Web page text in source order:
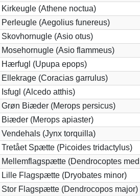
Kirkeugle (Athene noctua)
Perleugle (Aegolius funereus)
Skovhornugle (Asio otus)
Mosehornugle (Asio flammeus)
Hærfugl (Upupa epops)
Ellekrage (Coracias garrulus)
Isfugl (Alcedo atthis)
Grøn Biæder (Merops persicus)
Biæder (Merops apiaster)
Vendehals (Jynx torquilla)
Tretået Spætte (Picoides tridactylus)
Mellemflagspætte (Dendrocoptes
Lille Flagspætte (Dryobates minor)
Stor Flagspætte (Dendrocopos major)